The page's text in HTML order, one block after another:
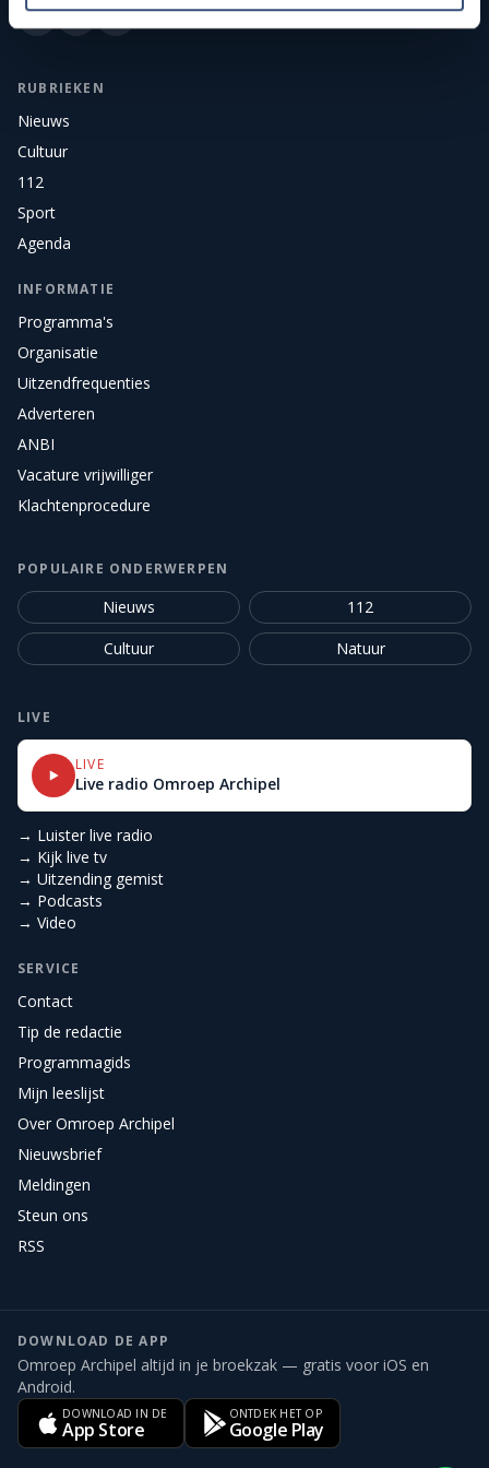
RUBRIEKEN
Nieuws
Cultuur
112
Sport
Agenda
INFORMATIE
Programma's
Organisatie
Uitzendfrequenties
Adverteren
ANBI
Vacature vrijwilliger
Klachtenprocedure
POPULAIRE ONDERWERPEN
Nieuws
112
Cultuur
Natuur
LIVE
LIVE
Live radio Omroep Archipel
→ Luister live radio
→ Kijk live tv
→ Uitzending gemist
→ Podcasts
→ Video
SERVICE
Contact
Tip de redactie
Programmagids
Mijn leeslijst
Over Omroep Archipel
Nieuwsbrief
Meldingen
Steun ons
RSS
DOWNLOAD DE APP
Omroep Archipel altijd in je broekzak — gratis voor iOS en
Android.
DOWNLOAD IN DE
App Store
ONTDEK HET OP
Google Play